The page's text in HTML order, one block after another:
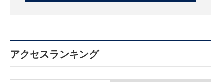
アクセスランキング